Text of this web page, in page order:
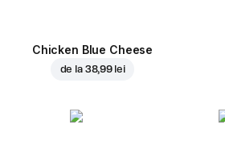
Chicken Blue Cheese
de la 38,99 lei